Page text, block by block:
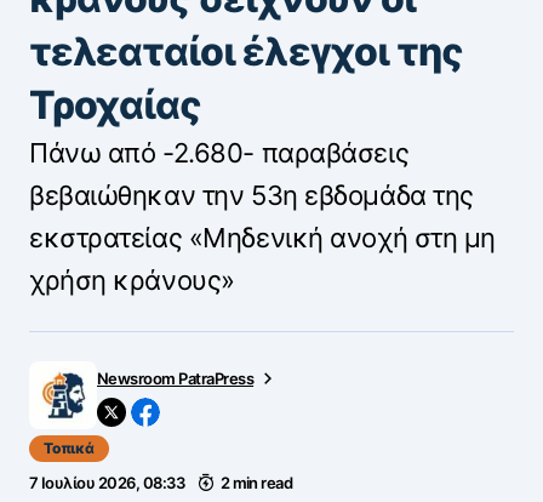
τελεαταίοι έλεγχοι της
Τροχαίας
Πάνω από -2.680- παραβάσεις
βεβαιώθηκαν την 53η εβδομάδα της
εκστρατείας «Μηδενική ανοχή στη μη
χρήση κράνους»
Newsroom PatraPress
Τοπικά
7 Ιουλίου 2026, 08:33 2 min read